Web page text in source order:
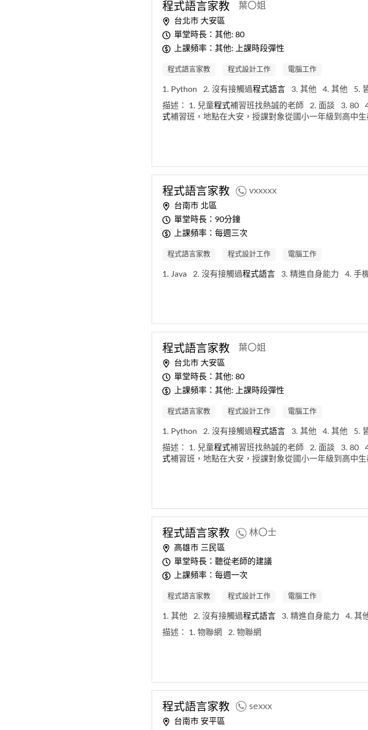
程式語言家教 葉〇姐
台北市 大安區
單堂時長：其他: 80
上課頻率：其他: 上課時段彈性
程式語言家教 程式設計工作 電腦工作
1. Python 2. 沒有接觸過程式語言 3. 其他 4. 其他
5.
描述： 1. 兒童程式補習班找熱誠的老師 2. 面談 3. 80
式補習班，地點在大安，授課對象從國小一年級到高中生
程式語言家教 vxxxxx
台南市 北區
單堂時長：90分鐘
上課頻率：每週三次
程式語言家教 程式設計工作 電腦工作
1. Java 2. 沒有接觸過程式語言 3. 精進自身能力 4. 手
程式語言家教 葉〇姐
台北市 大安區
單堂時長：其他: 80
上課頻率：其他: 上課時段彈性
程式語言家教 程式設計工作 電腦工作
1. Python 2. 沒有接觸過程式語言 3. 其他 4. 其他
5.
描述： 1. 兒童程式補習班找熱誠的老師 2. 面談 3. 80
式補習班，地點在大安，授課對象從國小一年級到高中生
程式語言家教 林〇士
高雄市 三民區
單堂時長：聽從老師的建議
上課頻率：每週一次
程式語言家教 程式設計工作 電腦工作
1. 其他 2. 沒有接觸過程式語言 3. 精進自身能力 4. 其
描述： 1. 物聯網 2. 物聯網
程式語言家教 sexxx
台南市 安平區